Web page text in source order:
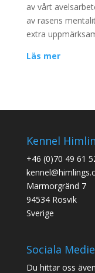
av vårt
av rasens
extra
Läs mer
Kennel
+46 (0)70 49 61
Marmorgränd 7
94534 Rosvik
Sverige
Sociala
Du hittar oss